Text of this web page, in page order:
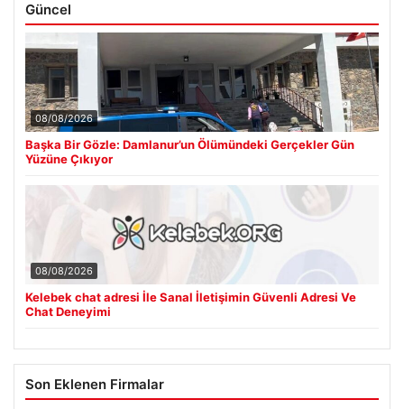
Güncel
08/08/2026
Başka Bir Gözle: Damlanur’un Ölümündeki Gerçekler Gün
Yüzüne Çıkıyor
08/08/2026
Kelebek chat adresi İle Sanal İletişimin Güvenli Adresi Ve
Chat Deneyimi
Son Eklenen Firmalar